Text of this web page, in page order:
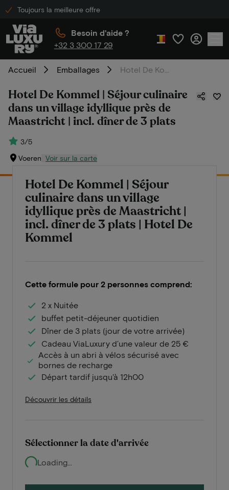
Toujours la meilleure offre
Besoin d'aide ?
+32 3 300 17 29
Accueil Emballages
Hotel De Kommel | Séjour culinaire
dans un village idyllique près de
Maastricht | incl. dîner de 3 plats
3/5
Voeren Voir sur la carte
Hotel De Kommel | Séjour
culinaire dans un village
idyllique près de Maastricht |
incl. dîner de 3 plats | Hotel De
Kommel
Cette formule pour 2 personnes comprend:
2 x Nuitée
buffet petit-déjeuner quotidien
Dîner de 3 plats (jour de votre arrivée)
Cadeau ViaLuxury d’une valeur de 25 €
Accès à un abri à vélos sécurisé avec
bornes de recharge
Départ tardif jusqu'à 12h00
Découvrir les détails
Sélectionner la date d'arrivée
Loading...